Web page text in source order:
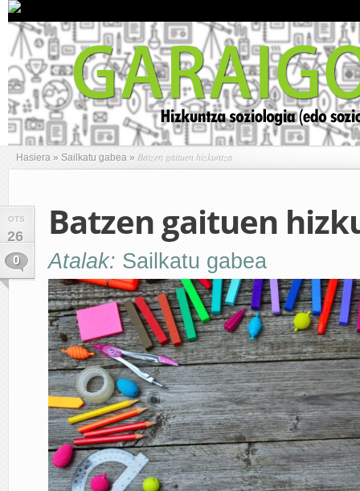
Hasiera » Sailkatu gabea » Batzen gaituen hizkuntza
OTS
26
0
Batzen gaituen
Atalak: Sailkatu gabea